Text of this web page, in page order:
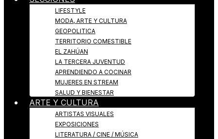
LIFESTYLE
MODA, ARTE Y CULTURA
GEOPOLITICA
TERRITORIO COMESTIBLE
EL ZAHÚAN
LA TERCERA JUVENTUD
APRENDIENDO A COCINAR
MUJERES EN STREAM
SALUD Y BIENESTAR
ARTE Y CULTURA
ARTISTAS VISUALES
EXPOSICIONES
LITERATURA / CINE / MÚSICA